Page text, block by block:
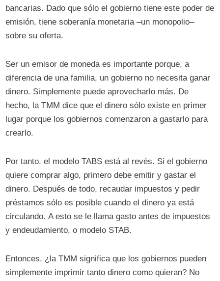
bancarias. Dado que sólo el gobierno tiene este poder de
emisión, tiene soberanía monetaria –un monopolio–
sobre su oferta.
Ser un emisor de moneda es importante porque, a
diferencia de una familia, un gobierno no necesita ganar
dinero. Simplemente puede aprovecharlo más. De
hecho, la TMM dice que el dinero sólo existe en primer
lugar porque los gobiernos comenzaron a gastarlo para
crearlo.
Por tanto, el modelo TABS está al revés. Si el gobierno
quiere comprar algo, primero debe emitir y gastar el
dinero. Después de todo, recaudar impuestos y pedir
préstamos sólo es posible cuando el dinero ya está
circulando. A esto se le llama gasto antes de impuestos
y endeudamiento, o modelo STAB.
Entonces, ¿la TMM significa que los gobiernos pueden
simplemente imprimir tanto dinero como quieran? No